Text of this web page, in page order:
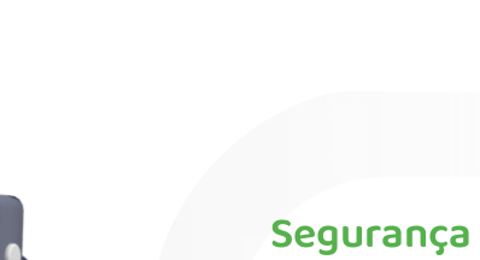
Segurança